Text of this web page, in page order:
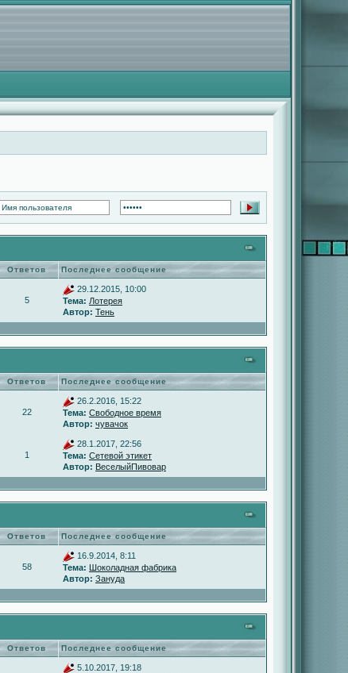
Ответов Последнее сообщение
5
29.12.2015, 10:00
Тема: Лотерея
Автор: Тень
Ответов Последнее сообщение
22
26.2.2016, 15:22
Тема: Свободное время
Автор: чувачок
1
28.1.2017, 22:56
Тема: Сетевой этикет
Автор: ВеселыйПивовар
Ответов Последнее сообщение
58
16.9.2014, 8:11
Тема: Шоколадная фабрика
Автор: Зануда
Ответов Последнее сообщение
5.10.2017, 19:18